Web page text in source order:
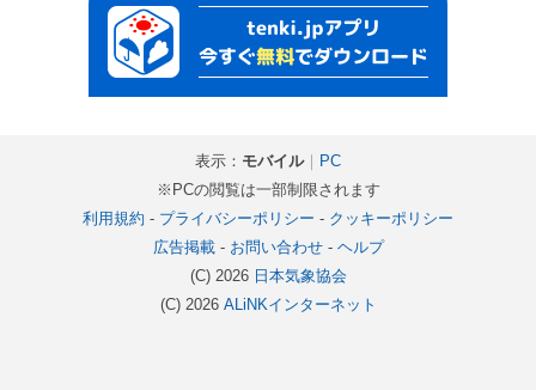
表示： モバイル｜ PC
※PCの閲覧は一部制限されます
利用規約 - プライバシーポリシー - クッキーポリシー
広告掲載- お問い合わせ- ヘルプ
(C) 2026 日本気象協会
(C) 2026 ALiNKインターネット